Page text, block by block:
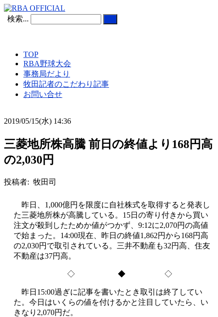
検索...
TOP
RBA野球大会
事務局だより
牧田記者のこだわり記事
お問い合せ
2019/05/15(水) 14:36
三菱地所株高騰 前日の終値より168円高
の2,030円
投稿者: 牧田司
昨日、1,000億円を限度に自社株式を取得すると発表し
た三菱地所株が高騰している。15日の寄り付きから買い
注文が殺到したためか値がつかず、9:12に2,070円の高値
で始まった。14:00現在、昨日の終値1,862円から168円高
の2,030円で取引されている。三井不動産も32円高、住友
不動産は37円高。
◇ ◆ ◇
昨日15:00過ぎに記事を書いたとき取引は終了してい
た。今日はいくらの値を付けるかと注目していたら、い
きなり2,070円だ。